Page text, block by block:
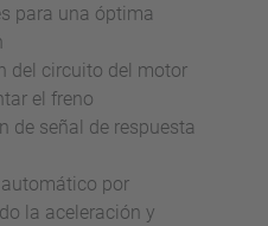
para una óptima
del circuito del motor
el freno
de señal de respuesta
por
la aceleración y